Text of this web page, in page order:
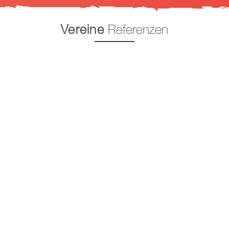
Vereine Referenzen